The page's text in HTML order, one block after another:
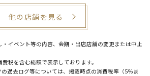
他の店舗を見る
・イベント等の内容、会期・出店店舗の変更または中止
税を含む総額で表示しております。
の過去ログ等については、掲載時点の消費税率（5％ま